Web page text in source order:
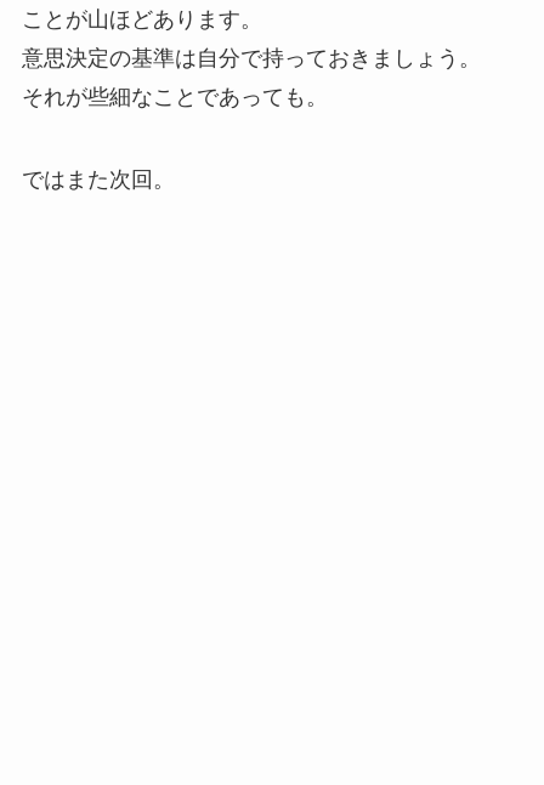
ことが山ほどあります。
意思決定の基準は自分で持っておきましょう。
それが些細なことであっても。
ではまた次回。